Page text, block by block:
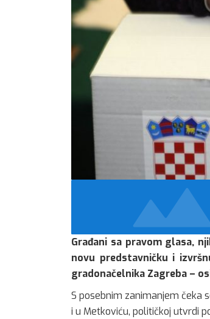
Građani sa pravom glasa,
novu predstavničku i
gradonačelnika Zagreba –
S posebnim zanimanjem čeka
i u Metkoviću, političkoj utvrdi